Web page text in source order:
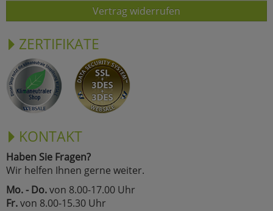
Vertrag widerrufen
ZERTIFIKATE
KONTAKT
Haben Sie Fragen?
Wir helfen Ihnen gerne weiter.
Mo. - Do.von 8.00-17.00 Uhr
Fr.von 8.00-15.30 Uhr